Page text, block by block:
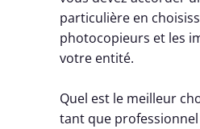
particulière en
photocopieurs et les
votre entité.
Quel est le meilleur
tant que professionnel